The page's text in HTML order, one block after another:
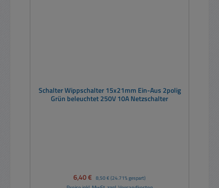
Schalter Wippschalter 15x21mm Ein-Aus 2polig
Grün beleuchtet 250V 10A Netzschalter
Verkaufspreis:
6,40 € Regulärer Preis:
8,50 € (24.71% gespart)